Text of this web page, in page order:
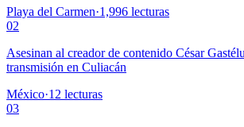
Playa del Carmen·1,996 lecturas
02
Asesinan al creador de contenido César
transmisión en Culiacán
México·12 lecturas
03